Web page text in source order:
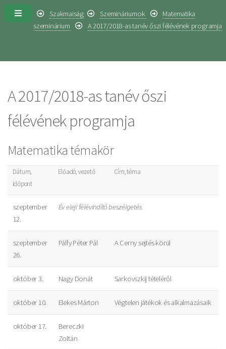
Szakmaiság Szemináriumok
Matematika
szeminárium
A 2017/2018-as tanév őszi félévének programja
A 2017/2018-as tanév őszi
félévének programja
Matematika témakör
Dátum,
időpont
Előadó, vezető Cím, téma
szeptember
12.
Év eleji félévindító beszélgetés
szeptember
26.
Pálfy Péter Pál A Cerny sejtés körül
október 3. Nagy Donát Sarkovszkij tételéről
október 10. Elekes Márton Végtelen játékok és alkalmazásaik
október 17.
Bereczki
Zoltán